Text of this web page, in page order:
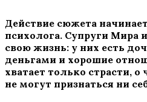
Действие сюжета
психолога. Супруги Мира
свою жизнь: у них есть
деньгами и хорошие
хватает только страсти,
не могут признаться ни